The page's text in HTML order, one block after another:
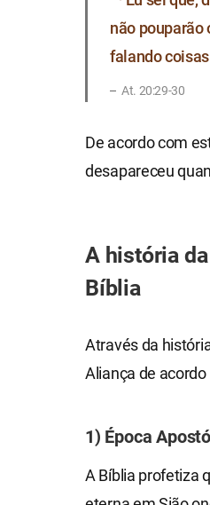
não pouparão
falando
At. 20:29-30
De acordo com
desapareceu
A história
Bíblia
Através da
Aliança de
1) Época
A Bíblia profetiza